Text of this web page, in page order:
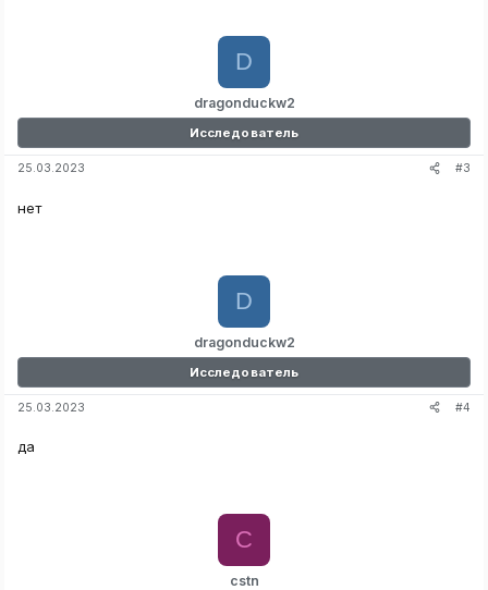
dragonduckw2
D
Исследователь
25.03.2023 #3
нет
dragonduckw2
D
Исследователь
25.03.2023 #4
да
cstn
C